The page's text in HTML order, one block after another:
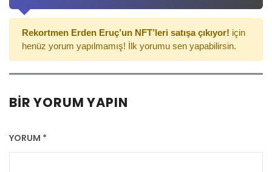
Rekortmen Erden Eruç’un NFT’leri satışa çıkıyor! için
henüz yorum yapılmamış! İlk yorumu sen yapabilirsin.
BIR YORUM YAPIN
YORUM *